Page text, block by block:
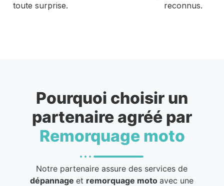
toute surprise.
reconnus.
Pourquoi choisir un
partenaire agréé par
Remorquage moto
Notre partenaire assure des services de
dépannageet remorquage motoavec une